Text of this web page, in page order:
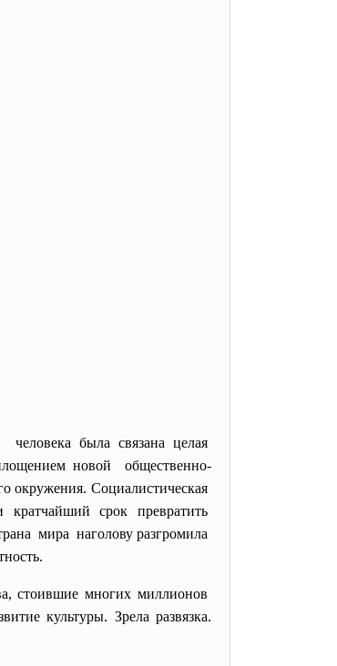
была связана целая
новой общественно-
окружения. Социалистическая
кратчайший срок превратить
мира наголову разгромила
стоившие многих миллионов
культуры. Зрела развязка.